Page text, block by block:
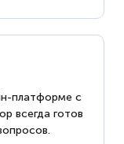
платформе с
всегда готов